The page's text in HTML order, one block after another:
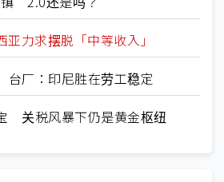
力求摆脱「中等收入」
厂：印尼胜在劳工稳定
关税风暴下仍是黄金枢纽